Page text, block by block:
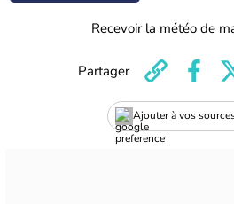
Recevoir la météo de
Ajouter à vos
Partager